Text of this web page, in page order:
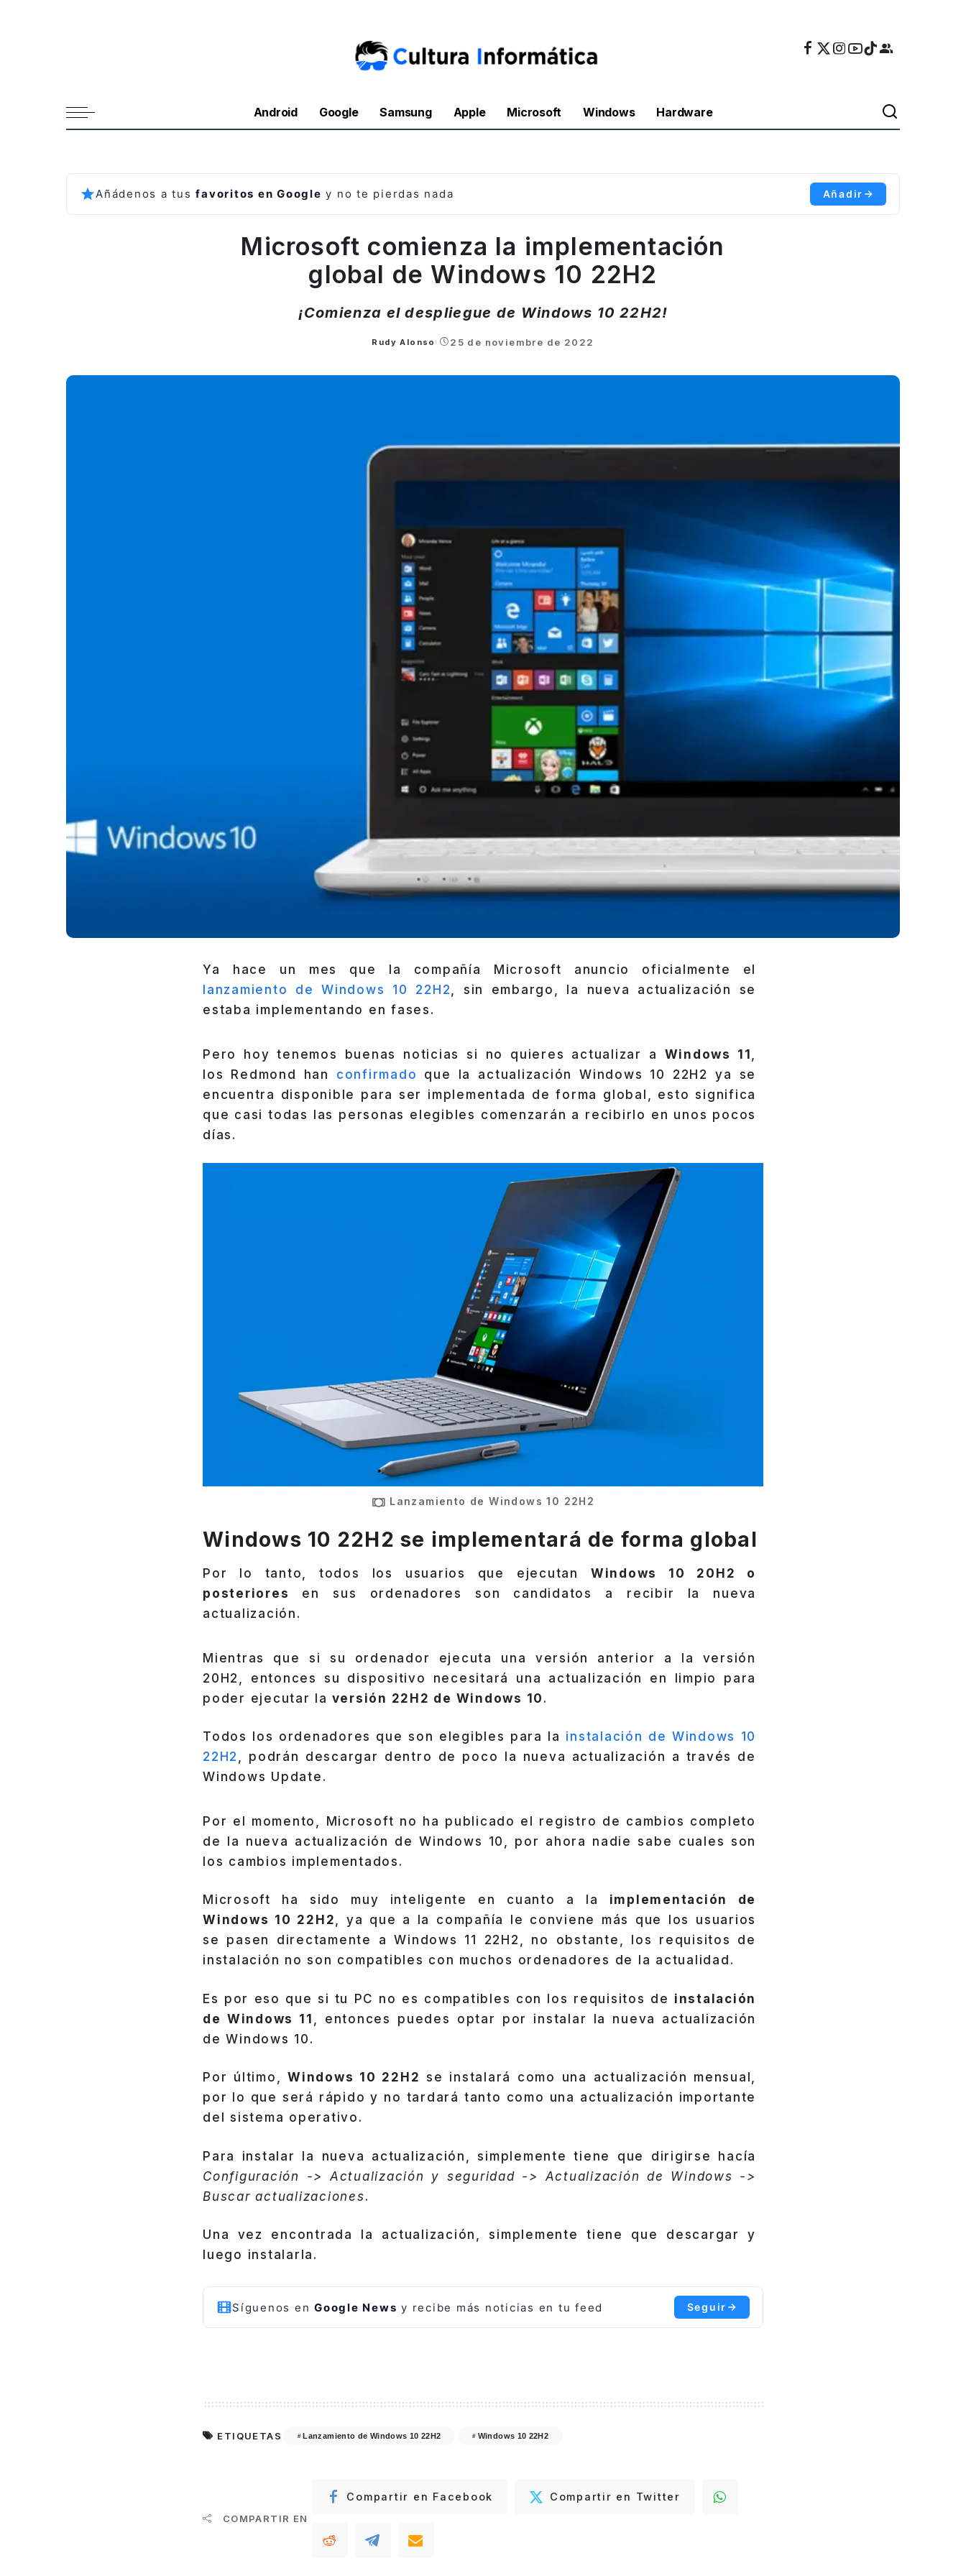
Android Google Samsung Apple Microsoft Windows Hardware
Añádenos a tusfavoritos en Google y no te pierdas nada Añadir
Microsoft comienza la implementación
global de Windows 10 22H2
¡Comienza el despliegue de Windows 10 22H2!
Posted
Rudy Alonso 25 de noviembre de 2022
Ya hace un mes que la compañía Microsoft anuncio oficialmente el
lanzamiento de Windows 10 22H2, sin embargo, la nueva actualización se
estaba implementando en fases.
Pero hoy tenemos buenas noticias si no quieres actualizar a Windows 11
los Redmond han confirmado
que la actualización Windows 10 22H2 ya se
encuentra disponible para ser implementada de forma global, esto significa
que casi todas las personas elegibles comenzarán a recibirlo en unos pocos
días.
Lanzamiento de Windows 10 22H2
Windows 10 22H2 se implementará de forma global
Por lo tanto, todos los usuarios que ejecutan Windows 10 20H2 o
posteriores
en sus ordenadores son candidatos a recibir la nueva
actualización.
Mientras que si su ordenador ejecuta una versión anterior a la versión
20H2, entonces su dispositivo necesitará una actualización en limpio para
poder ejecutar la versión 22H2 de Windows 10 .
Todos los ordenadores que son elegibles para la instalación de Windows 10
22H2 , podrán descargar dentro de poco la nueva actualización a través de
Windows Update.
Por el momento, Microsoft no ha publicado el registro de cambios completo
de la nueva actualización de Windows 10, por ahora nadie sabe cuales son
los cambios implementados.
Microsoft ha sido muy inteligente en cuanto a la implementación de
Windows 10 22H2, ya que a la compañía le conviene más que los usuarios
se pasen directamente a Windows 11 22H2, no obstante, los requisitos de
instalación no son compatibles con muchos ordenadores de la actualidad.
Es por eso que si tu PC no es compatibles con los requisitos de instalación
de Windows 11
, entonces puedes optar por instalar la nueva actualización
de Windows 10.
Por último, Windows 10 22H2 se instalará como una actualización mensual,
por lo que será rápido y no tardará tanto como una actualización importante
del sistema operativo.
Para instalar la nueva actualización, simplemente tiene que dirigirse hacía
Configuración -> Actualización y seguridad -> Actualización de Windows ->
Buscar actualizaciones.
Una vez encontrada la actualización, simplemente tiene que descargar y
luego instalarla.
Síguenos en Google News y recibe más noticias en tu feed Seguir
ETIQUETAS Lanzamiento de Windows 10 22H2 Windows 10 22H2
COMPARTIR EN
Compartir en Facebook Compartir en Twitter